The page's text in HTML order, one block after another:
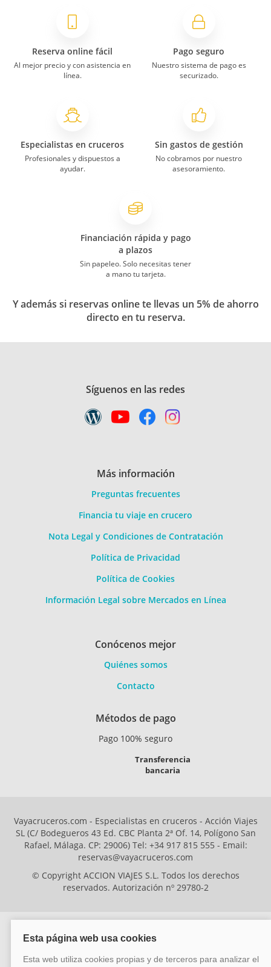
Reserva online fácil
Al mejor precio y con asistencia en
línea.
Pago seguro
Nuestro sistema de pago es
securizado.
Especialistas en cruceros
Profesionales y dispuestos a
ayudar.
Sin gastos de gestión
No cobramos por nuestro
asesoramiento.
Financiación rápida y pago
a plazos
Sin papeleo. Solo necesitas tener
a mano tu tarjeta.
Y además si reservas online te llevas un 5% de ahorro
directo en tu reserva.
Síguenos en las redes
Más información
Preguntas frecuentes
Financia tu viaje en crucero
Nota Legal y Condiciones de Contratación
Política de Privacidad
Política de Cookies
Información Legal sobre Mercados en Línea
Conócenos mejor
Quiénes somos
Contacto
Métodos de pago
Pago 100% seguro
Transferencia
bancaria
Vayacruceros.com - Especialistas en cruceros - Acción Viajes
SL (C/ Bodegueros 43 Ed. CBC Planta 2ª Of. 14, Polígono San
Rafael, Málaga. CP: 29006) Tel: +34 917 815 555 - Email:
reservas@vayacruceros.com
© Copyright ACCION VIAJES S.L. Todos los derechos
reservados. Autorización nº 29780-2